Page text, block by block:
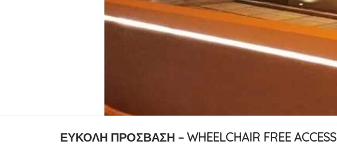
ΕΥΚΟΛΗ ΠΡΟΣΒΑΣΗ – WHEELCHAIR FREE ACCESS